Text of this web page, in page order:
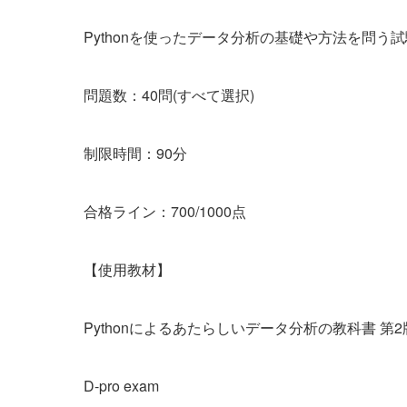
Pythonを使ったデータ分析の基礎や方法を問う
問題数：40問(すべて選択)
制限時間：90分
合格ライン：700/1000点
【使用教材】
Pythonによるあたらしいデータ分析の教科書 第2
D-pro exam